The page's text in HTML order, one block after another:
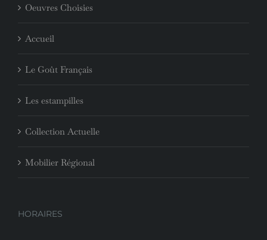
Oeuvres Choisies
Accueil
Le Goût Français
Les estampilles
Collection Actuelle
Mobilier Régional
HORAIRES